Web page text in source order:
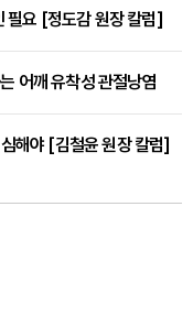
필요 [정도감 원장 칼럼]
어깨 유착성 관절낭염
해야 [김철윤 원장 칼럼]